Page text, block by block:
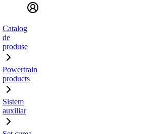
Catalog
de
produse
Powertrain
products
Sistem
auxiliar